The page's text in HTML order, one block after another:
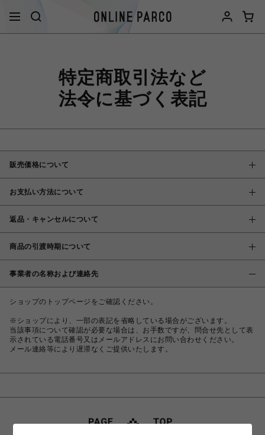
特定商取引法など
法令に基づく表記
販売価格について
お支払い方法について
返品・キャンセルについて
商品の引渡時期について
事業者の名称および連絡先
ショップのトップページをご確認ください。
※ショップにより、一部の表記を省略している場合がございます。
当該事項について確認が必要な場合は、お手数ですが、問合せ先として表
示されている電話番号又はメールアドレスにお問い合わせください。
メール連絡等により遅滞なくご提供いたします。